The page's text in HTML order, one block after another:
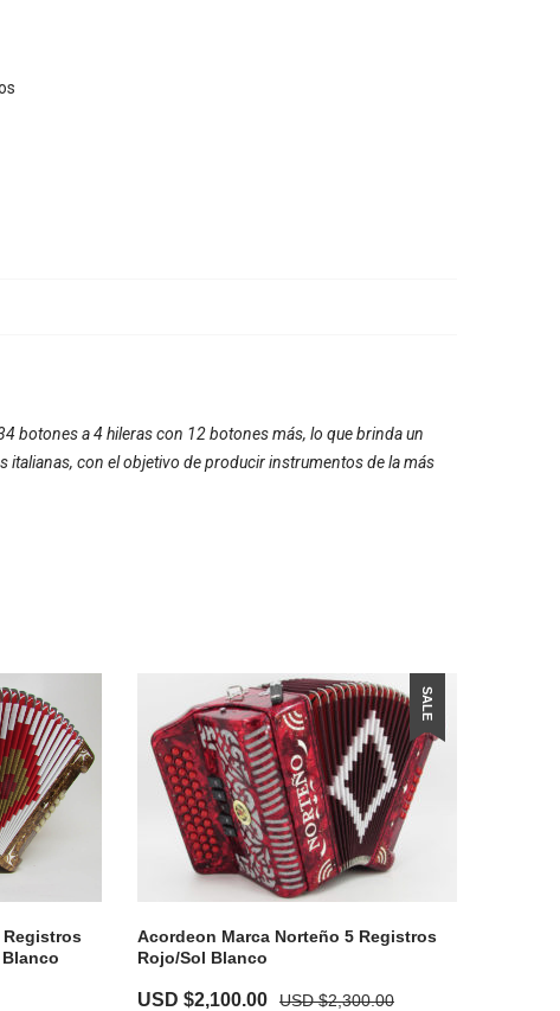
botones a 4 hileras con 12 botones más, lo que brinda un
con el objetivo de producir instrumentos de la más
Registros
SALE
Acordeon Marca Norteño 5 Registros
Rojo/Sol Blanco
USD $2,300.00
USD $2,100.00